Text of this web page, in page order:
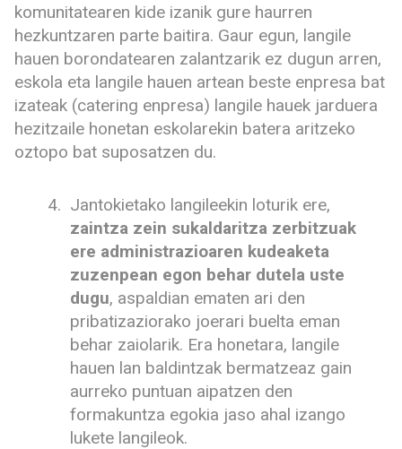
komunitatearen kide izanik gure haurren
hezkuntzaren parte baitira. Gaur egun, langile
hauen borondatearen zalantzarik ez dugun arren,
eskola eta langile hauen artean beste enpresa bat
izateak (catering enpresa) langile hauek jarduera
hezitzaile honetan eskolarekin batera aritzeko
oztopo bat suposatzen du.
Jantokietako langileekin loturik ere,
zaintza zein sukaldaritza zerbitzuak
ere administrazioaren kudeaketa
zuzenpean egon behar dutela uste
dugu, aspaldian ematen ari den
pribatizaziorako joerari buelta eman
behar zaiolarik. Era honetara, langile
hauen lan baldintzak bermatzeaz gain
aurreko puntuan aipatzen den
formakuntza egokia jaso ahal izango
lukete langileok.